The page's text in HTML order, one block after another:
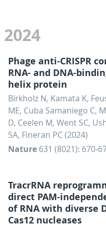
2024
Phage anti-CRISPR
RNA- and DNA-
helix protein
Birkholz N, Kamata K,
ME, Cuba Samaniego C,
D, Ceelen M, Went SC,
SA, Fineran PC (2024)
Nature 631 (8021): 670-
TracrRNA
direct PAM-
of RNA with diverse
Cas12 nucleases